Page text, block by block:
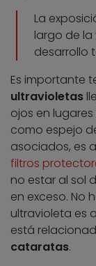
La
largo de
desarrollo
Es importante
ultravioletas
ojos en
como espejo
asociados, es
filtros
no estar al sol
en exceso. No
ultravioleta es
está
cataratas.